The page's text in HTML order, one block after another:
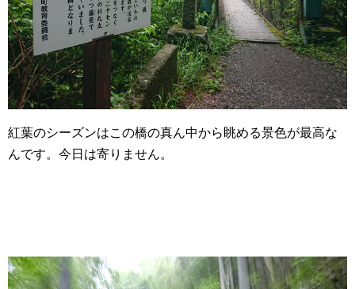
紅葉のシーズンはこの橋の真ん中から眺める景色が最高な
んです。今日は寄りません。